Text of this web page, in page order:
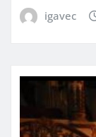
igavec